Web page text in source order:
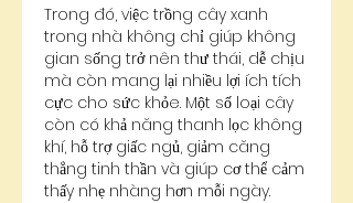
Trong đó, việc trồng cây xanh
trong nhà không chỉ giúp không
gian sống trở nên thư thái, dễ chịu
mà còn mang lại nhiều lợi ích tích
cực cho sức khỏe. Một số loại cây
còn có khả năng thanh lọc không
khí, hỗ trợ giấc ngủ, giảm căng
thẳng tinh thần và giúp cơ thể cảm
thấy nhẹ nhàng hơn mỗi ngày.